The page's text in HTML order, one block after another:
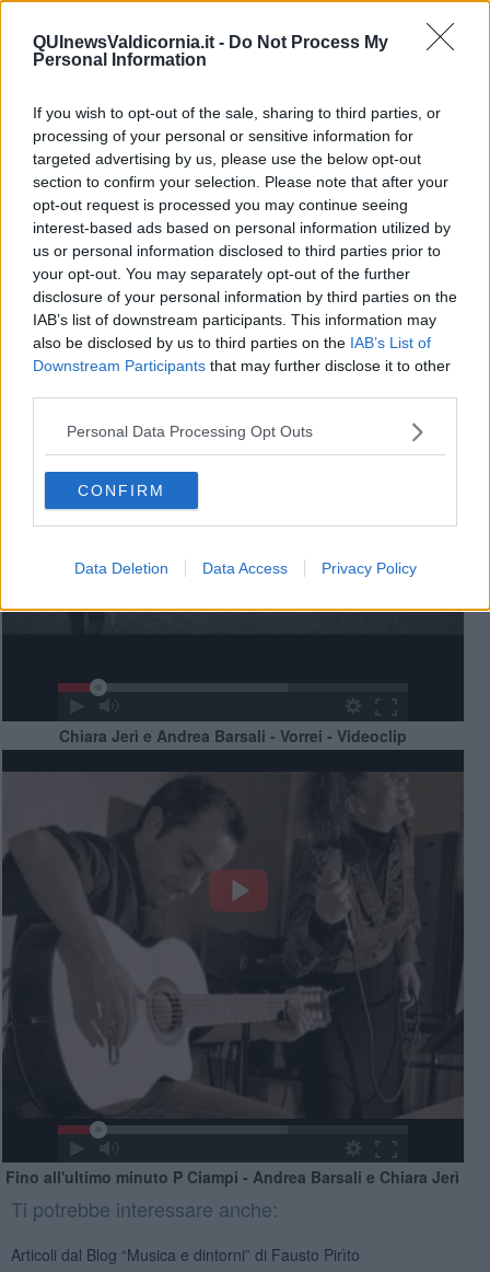
QUInewsValdicornia.it - Do Not Process My
Personal Information
If you wish to opt-out of the sale, sharing to third parties, or
processing of your personal or sensitive information for
targeted advertising by us, please use the below opt-out
section to confirm your selection. Please note that after your
opt-out request is processed you may continue seeing
interest-based ads based on personal information utilized by
us or personal information disclosed to third parties prior to
your opt-out. You may separately opt-out of the further
disclosure of your personal information by third parties on the
IAB’s list of downstream participants. This information may
also be disclosed by us to third parties on the IAB’s List of
Downstream Participants that may further disclose it to other
Personal Data Processing Opt Outs
CONFIRM
Data Deletion Data Access Privacy Policy
Newsletter QUInews - ToscanaMedia.Arriva gratis tutti i giorni
alle 20:00 direttamente nella tua casella di posta.
Basta cliccare QUI
Fotogallery
Videogallery
Chiara Jerì e Andrea Barsali - Vorrei - Videoclip
Fino all'ultimo minuto P Ciampi - Andrea Barsali e Chiara Jerì
Ti potrebbe interessare anche:
Articoli dal Blog “Musica e dintorni” di Fausto Pirìto